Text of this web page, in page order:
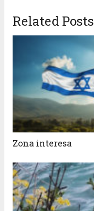
Related Posts
Zona interesa